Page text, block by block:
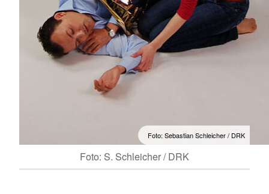
Foto: Sebastian Schleicher / DRK
Foto: S. Schleicher / DRK